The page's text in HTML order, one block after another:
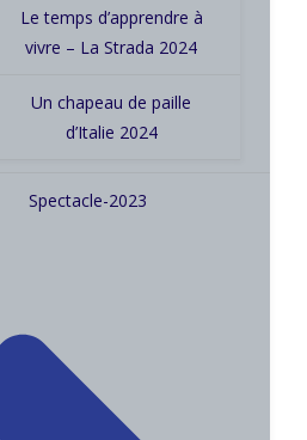
Le temps d’apprendre à
vivre – La Strada 2024
Un chapeau de paille
d’Italie 2024
Spectacle-2023